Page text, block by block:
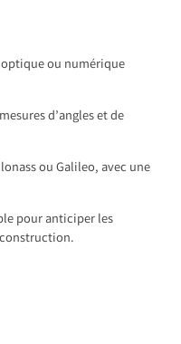
ou numérique
d’angles et de
ou Galileo, avec une
pour anticiper les